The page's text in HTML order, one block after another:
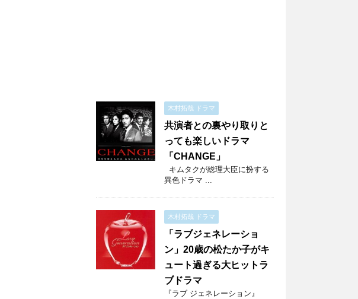
木村拓哉 ドラマ
共演者との裏やり取りと
っても楽しいドラマ
「CHANGE」
キムタクが総理大臣に扮する
異色ドラマ ...
木村拓哉 ドラマ
「ラブジェネレーショ
ン」20歳の松たか子がキ
ュート過ぎる大ヒットラ
ブドラマ
『ラブ ジェネレーション』